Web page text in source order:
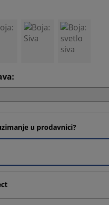
:
u prodavnici?